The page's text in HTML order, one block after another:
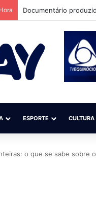
Documentário
ESPORTE CULTURA
o que se sabe sobre